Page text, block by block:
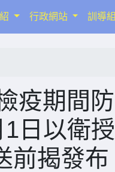
行政網站 訓導組
疫期間防
日以衛授
前揭發布